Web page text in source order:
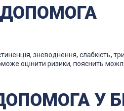
зневоднення, слабкість,
оцінити ризики, пояснить
У